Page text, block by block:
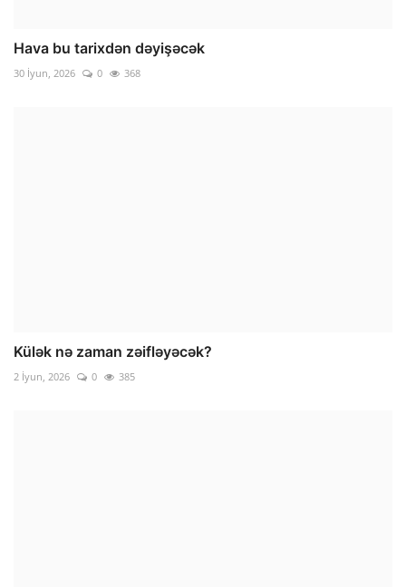
Hava bu tarixdən dəyişəcək
30 İyun, 2026 0 368
Külək nə zaman zəifləyəcək?
2 İyun, 2026 0 385